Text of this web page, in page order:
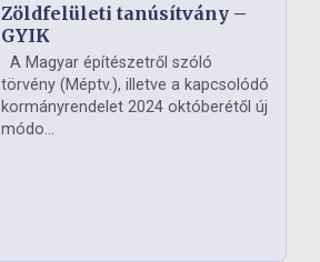
Zöldfelületi tanúsítvány –
GYIK
A Magyar építészetről szóló
törvény (Méptv.), illetve a kapcsolódó
kormányrendelet 2024 októberétől új
módo...